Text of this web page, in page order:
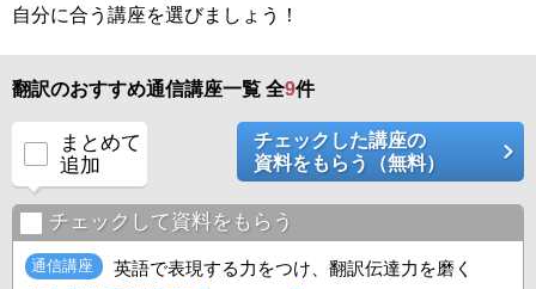
自分に合う講座を選びましょう！
翻訳のおすすめ通信講座一覧 全9件
まとめて
追加
チェックした講座の
資料をもらう（無料）
チェックして資料をもらう
通信講座 英語で表現する力をつけ、翻訳伝達力を磨く